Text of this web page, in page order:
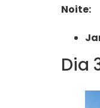
Noite:
Dia